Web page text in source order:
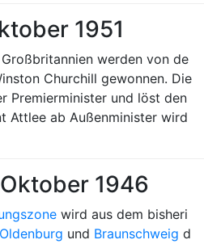
1951
werden von de
Churchill gewonnen. Die
Premierminister und löst den
Attlee ab Außenminister wird
1946
wird aus dem bisheri
Oldenburg und Braunschweig d